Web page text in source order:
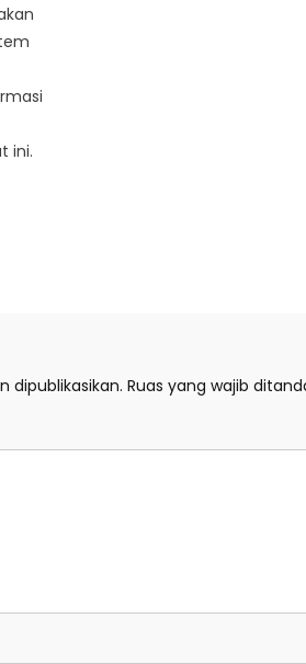
ini.
dipublikasikan. Ruas yang wajib